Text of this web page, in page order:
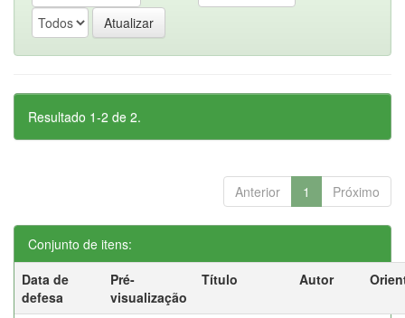
Resultado 1-2 de 2.
Anterior 1 Próximo
Conjunto de itens:
Data de
defesa
Pré-
visualização
Título Autor